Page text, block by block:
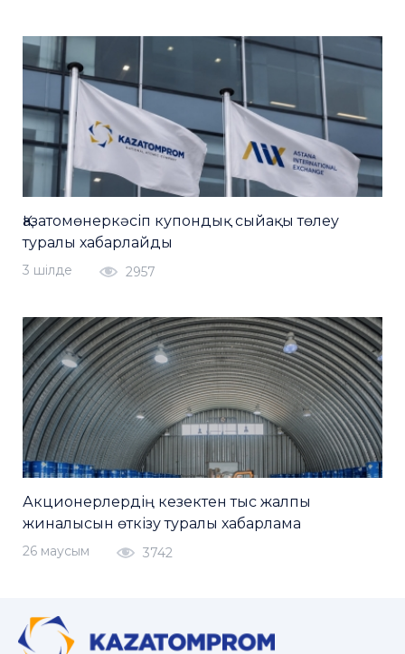
Қазатомөнеркәсіп купондық сыйақы төлеу
туралы хабарлайды
3 шiлде 2957
Акционерлердің кезектен тыс жалпы
жиналысын өткізу туралы хабарлама
26 маусым 3742